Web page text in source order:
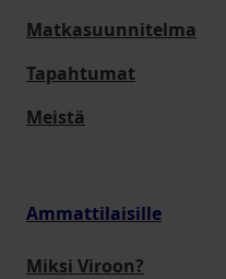
Matkasuunnitelma
Tapahtumat
Meistä
Ammattilaisille
Miksi Viroon?